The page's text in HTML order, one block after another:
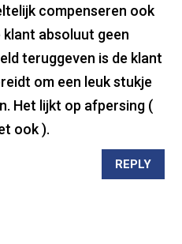
compenseren ook
klant absoluut geen
teruggeven is de klant
om een leuk stukje
Het lijkt op afpersing (
ook ).
REPLY